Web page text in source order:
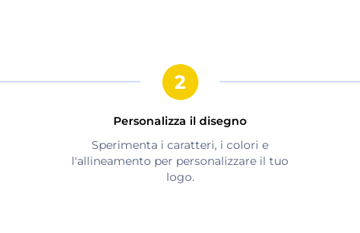
Personalizza il disegno
Sperimenta i caratteri, i colori e
l'allineamento per personalizzare il tuo
logo.